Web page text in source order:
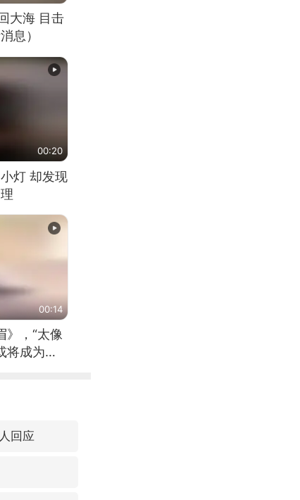
大海 目击
息）
00:20
灯 却发现
00:14
》，“太像
将成为首
回应